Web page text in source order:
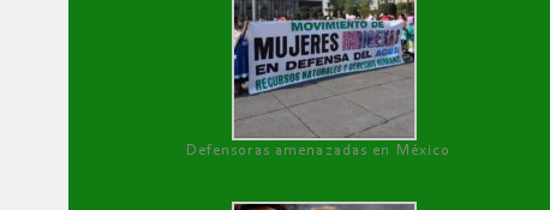
Defensoras amenazadas en México